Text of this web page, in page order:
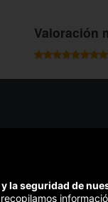
Valoración
(Te
seguridad de